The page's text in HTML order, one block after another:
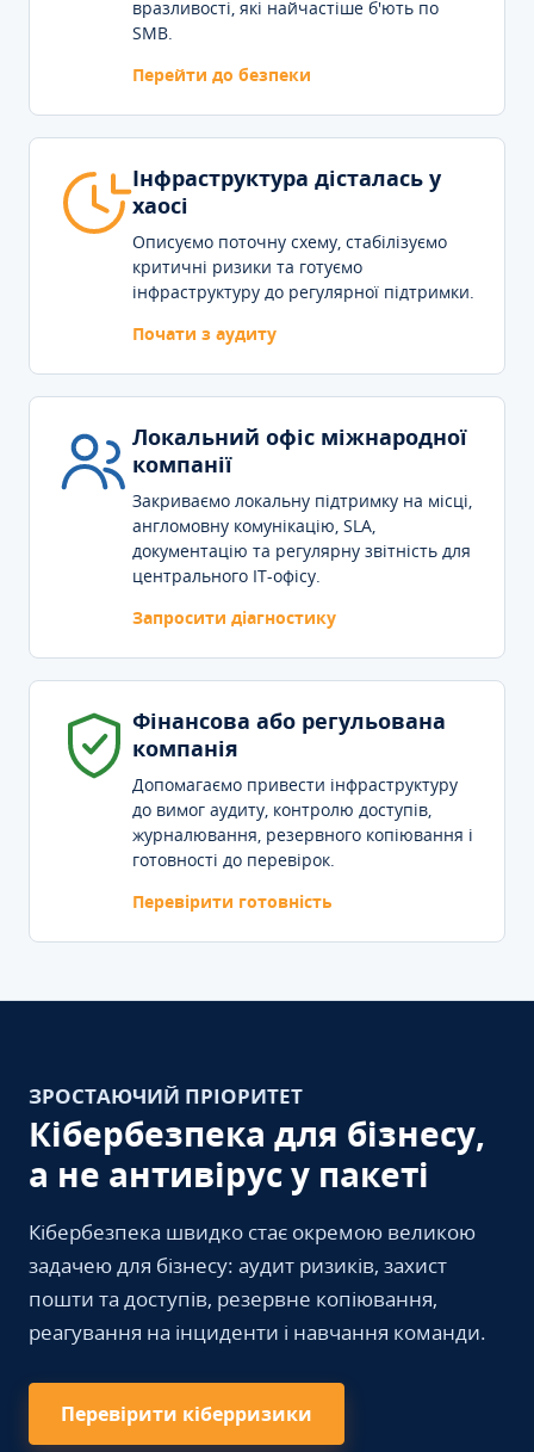
вразливості, які найчастіше б'ють по
SMB.
Перейти до безпеки
Інфраструктура дісталась у
хаосі
Описуємо поточну схему, стабілізуємо
критичні ризики та готуємо
інфраструктуру до регулярної підтримки.
Почати з аудиту
Локальний офіс міжнародної
компанії
Закриваємо локальну підтримку на місці,
англомовну комунікацію, SLA,
документацію та регулярну звітність для
центрального IT-офісу.
Запросити діагностику
Фінансова або регульована
компанія
Допомагаємо привести інфраструктуру
до вимог аудиту, контролю доступів,
журналювання, резервного копіювання і
готовності до перевірок.
Перевірити готовність
ЗРОСТАЮЧИЙ ПРІОРИТЕТ
Кібербезпека для бізнесу,
а не антивірус у пакеті
Кібербезпека швидко стає окремою великою
задачею для бізнесу: аудит ризиків, захист
пошти та доступів, резервне копіювання,
реагування на інциденти і навчання команди.
Перевірити кіберризики